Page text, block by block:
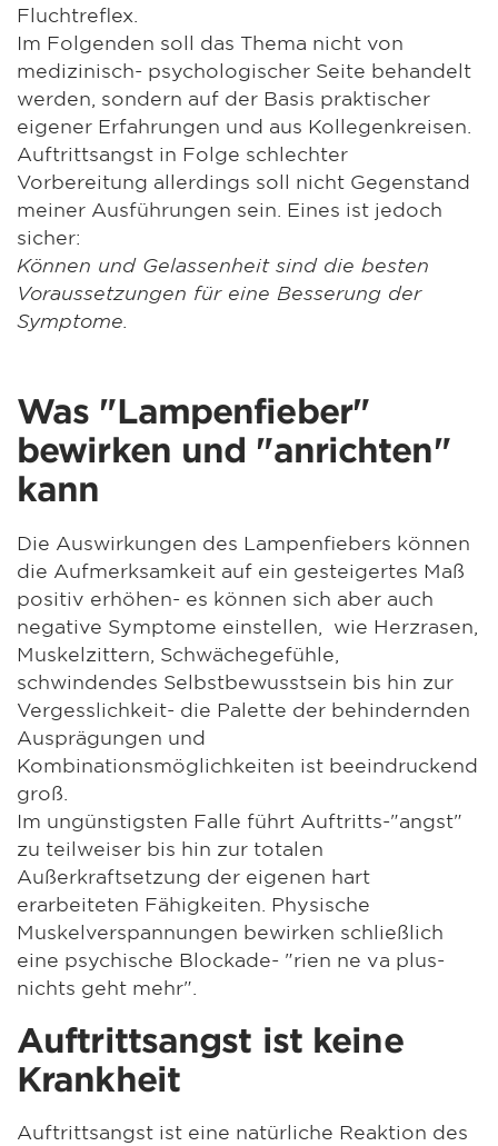
Fluchtreflex.
Im Folgenden soll das Thema nicht von
medizinisch- psychologischer Seite behandelt
werden, sondern auf der Basis praktischer
eigener Erfahrungen und aus Kollegenkreisen.
Auftrittsangst in Folge schlechter
Vorbereitung allerdings soll nicht Gegenstand
meiner Ausführungen sein. Eines ist jedoch
sicher:
Können und Gelassenheit sind die besten
Voraussetzungen für eine Besserung der
Symptome.
Was "Lampenfieber"
bewirken und "anrichten"
kann
Die Auswirkungen des Lampenfiebers können
die Aufmerksamkeit auf ein gesteigertes Maß
positiv erhöhen- es können sich aber auch
negative Symptome einstellen, wie Herzrasen,
Muskelzittern, Schwächegefühle,
schwindendes Selbstbewusstsein bis hin zur
Vergesslichkeit- die Palette der behindernden
Ausprägungen und
Kombinationsmöglichkeiten ist beeindruckend
groß.
Im ungünstigsten Falle führt Auftritts-"angst"
zu teilweiser bis hin zur totalen
Außerkraftsetzung der eigenen hart
erarbeiteten Fähigkeiten. Physische
Muskelverspannungen bewirken schließlich
eine psychische Blockade- "rien ne va plus-
nichts geht mehr".
Auftrittsangst ist keine
Krankheit
Auftrittsangst ist eine natürliche Reaktion des